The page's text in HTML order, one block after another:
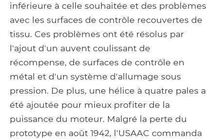
inférieure à celle souhaitée et des problèmes
avec les surfaces de contrôle recouvertes de
tissu. Ces problèmes ont été résolus par
l'ajout d'un auvent coulissant de
récompense, de surfaces de contrôle en
métal et d'un système d'allumage sous
pression. De plus, une hélice à quatre pales a
été ajoutée pour mieux profiter de la
puissance du moteur. Malgré la perte du
prototype en août 1942, l'USAAC commanda